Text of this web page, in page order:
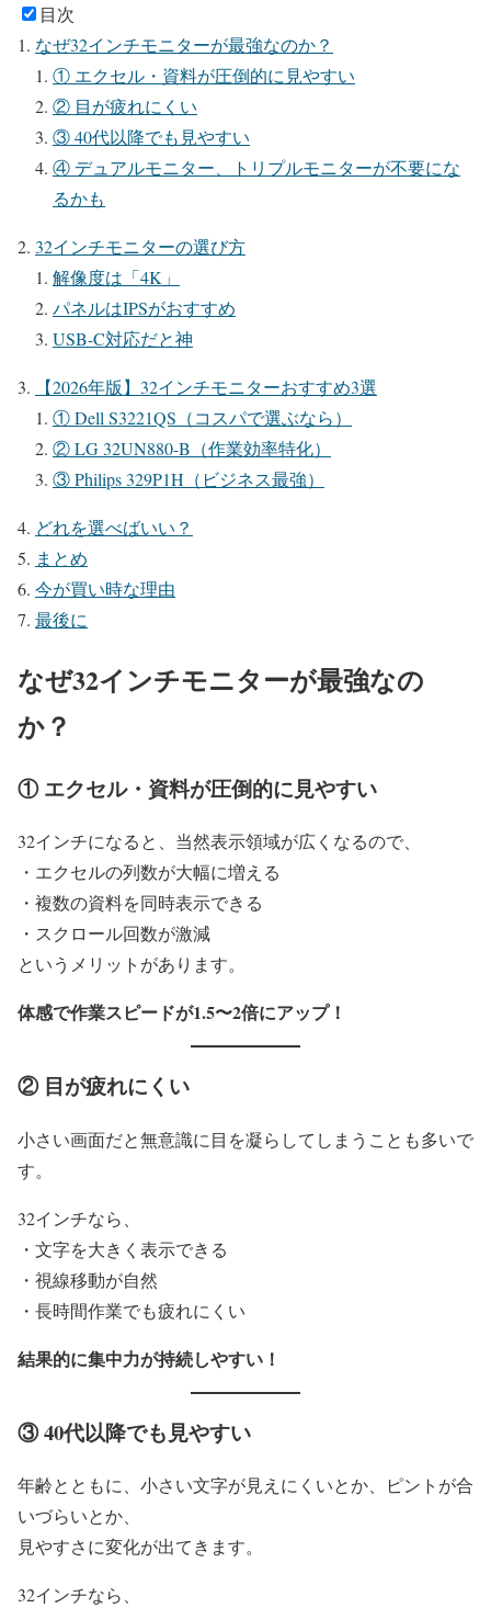
目次
なぜ32インチモニターが最強なのか？
① エクセル・資料が圧倒的に見やすい
② 目が疲れにくい
③ 40代以降でも見やすい
④ デュアルモニター、トリプルモニターが不要にな
るかも
32インチモニターの選び方
解像度は「4K」
パネルはIPSがおすすめ
USB-C対応だと神
【2026年版】32インチモニターおすすめ3選
① Dell S3221QS（コスパで選ぶなら）
② LG 32UN880-B（作業効率特化）
③ Philips 329P1H（ビジネス最強）
どれを選べばいい？
まとめ
今が買い時な理由
最後に
なぜ32インチモニターが最強なの
か？
① エクセル・資料が圧倒的に見やすい
32インチになると、当然表示領域が広くなるので、
・エクセルの列数が大幅に増える
・複数の資料を同時表示できる
・スクロール回数が激減
というメリットがあります。
体感で作業スピードが1.5〜2倍にアップ！
② 目が疲れにくい
小さい画面だと無意識に目を凝らしてしまうことも多いで
す。
32インチなら、
・文字を大きく表示できる
・視線移動が自然
・長時間作業でも疲れにくい
結果的に集中力が持続しやすい！
③ 40代以降でも見やすい
年齢とともに、小さい文字が見えにくいとか、ピントが合
いづらいとか、
見やすさに変化が出てきます。
32インチなら、